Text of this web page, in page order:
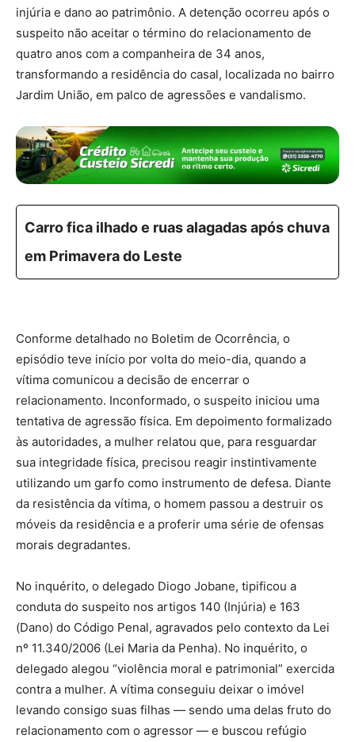
injúria e dano ao patrimônio. A detenção ocorreu após o
suspeito não aceitar o término do relacionamento de
quatro anos com a companheira de 34 anos,
transformando a residência do casal, localizada no bairro
Jardim União, em palco de agressões e vandalismo.
Carro fica ilhado e ruas alagadas após chuva
em Primavera do Leste
Conforme detalhado no Boletim de Ocorrência, o
episódio teve início por volta do meio-dia, quando a
vítima comunicou a decisão de encerrar o
relacionamento. Inconformado, o suspeito iniciou uma
tentativa de agressão física. Em depoimento formalizado
às autoridades, a mulher relatou que, para resguardar
sua integridade física, precisou reagir instintivamente
utilizando um garfo como instrumento de defesa. Diante
da resistência da vítima, o homem passou a destruir os
móveis da residência e a proferir uma série de ofensas
morais degradantes.
No inquérito, o delegado Diogo Jobane, tipificou a
conduta do suspeito nos artigos 140 (Injúria) e 163
(Dano) do Código Penal, agravados pelo contexto da Lei
nº 11.340/2006 (Lei Maria da Penha). No inquérito, o
delegado alegou “violência moral e patrimonial” exercida
contra a mulher. A vítima conseguiu deixar o imóvel
levando consigo suas filhas — sendo uma delas fruto do
relacionamento com o agressor — e buscou refúgio